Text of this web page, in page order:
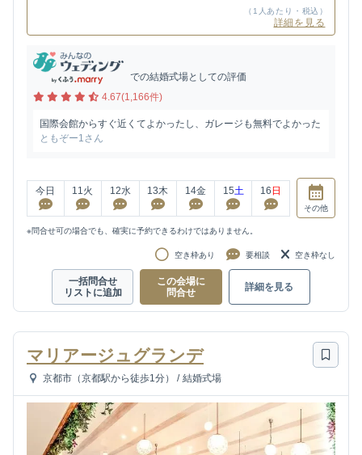
（1人あたり・税込）
詳細を見る
での結婚式場としての評価
4.67(1,166件)
国際会館からすぐ近くてよかったし、ガレージも無料でよかった
ともぞー1さん
今日 11 火 12水 13木 14金 15土 16 日
その他
※問合せ可の場合でも、確実に予約できるわけではありません。
空き枠あり 要相談 空き枠なし
一括問合せ
リストに追加
この会場に
問合せ
詳細を見る
マリアージュグランデ
京都市（京都駅から徒歩1分） / 結婚式場